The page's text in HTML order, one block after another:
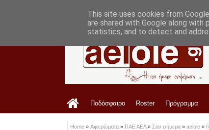
Ποδόσφαιρο Roster Πρόγραμμα
Home » Αφιερώματα » ΠΑΕ ΑΕΛ» Σαν σήμερα » aelole »
This site uses cookies from
are shared with Google along
statistics, and to detect and